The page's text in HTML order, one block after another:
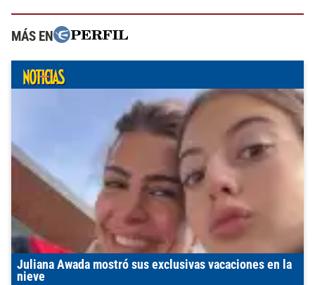
MÁS EN
Juliana Awada mostró sus exclusivas vacaciones en la
nieve